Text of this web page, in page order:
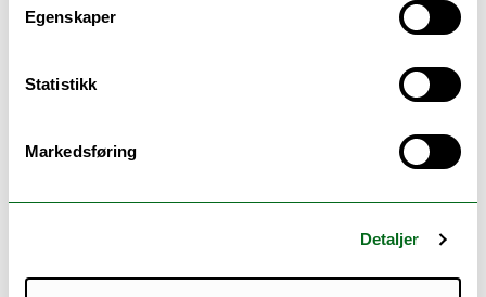
Egenskaper
Statistikk
Markedsføring
Detaljer
M. Sara
Statens umatrikulerte grunn i Finnmark, har den
Avgjørelser av Høyesterett om samiske retsspørsmål: